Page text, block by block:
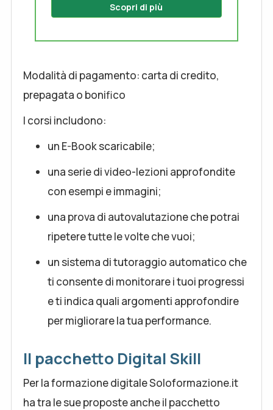
Scopri di più
Modalità di pagamento: carta di credito,
prepagata o bonifico
I corsi includono:
un E-Book scaricabile;
una serie di video-lezioni approfondite
con esempi e immagini;
una prova di autovalutazione che potrai
ripetere tutte le volte che vuoi;
un sistema di tutoraggio automatico che
ti consente di monitorare i tuoi progressi
e ti indica quali argomenti approfondire
per migliorare la tua performance.
Il pacchetto Digital Skill
Per la formazione digitale Soloformazione.it
ha tra le sue proposte anche il pacchetto